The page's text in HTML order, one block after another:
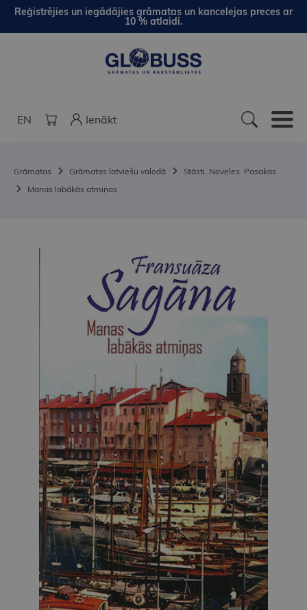
Reģistrējies un iegādājies grāmatas un kancelejas preces ar
10 % atlaidi.
EN Ienākt
Grāmatas Grāmatas latviešu valodā
Stāsti. Noveles. Pasakas
Manas labākās atmiņas